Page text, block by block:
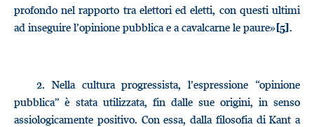
profondo nel rapporto tra elettori ed eletti, con questi ultimi
ad inseguire l’opinione pubblica e a cavalcarne le paure»[5].
2. Nella cultura progressista, l’espressione “opinione
pubblica” è stata utilizzata, fin dalle sue origini, in senso
assiologicamente positivo. Con essa, dalla filosofia di Kant a